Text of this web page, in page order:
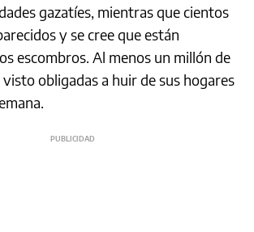
gazatíes, mientras que cientos
y se cree que están
escombros. Al menos un millón de
visto obligadas a huir de sus hogares